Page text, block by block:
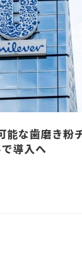
能な歯磨き粉
導入へ